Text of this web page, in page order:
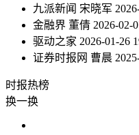
九派新闻 宋晓军
金融界 董倩 2026-02-
驱动之家 2026-01-26
证券时报网 曹晨
时报热榜
换一换